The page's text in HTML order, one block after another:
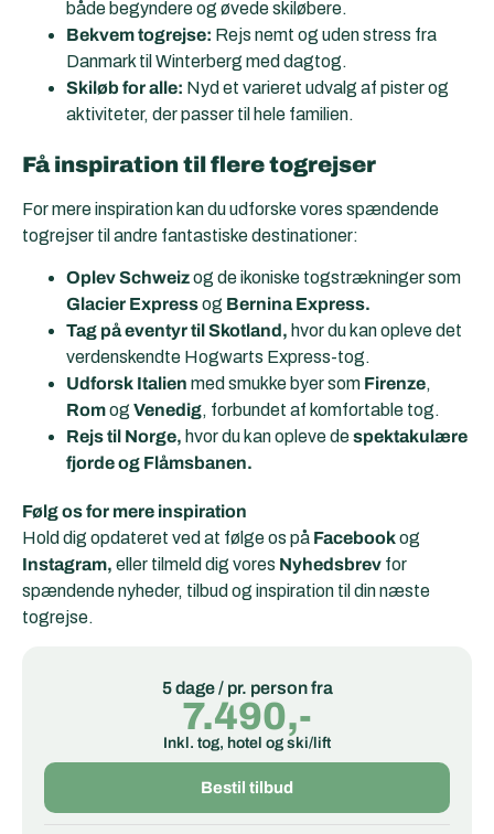
både begyndere og øvede skiløbere.
Bekvem togrejse: Rejs nemt og uden stress fra
Danmark til Winterberg med dagtog.
Skiløb for alle: Nyd et varieret udvalg af pister og
aktiviteter, der passer til hele familien.
Få inspiration til flere togrejser
For mere inspiration kan du udforske vores spændende
togrejser til andre fantastiske destinationer:
Oplev Schweizog de ikoniske togstrækninger som
Glacier Expressog Bernina Express.
Tag på eventyr til Skotland, hvor du kan opleve det
verdenskendte Hogwarts Express-tog.
Udforsk Italien med smukke byer som Firenze,
Romog Venedig, forbundet af komfortable tog.
Rejs til Norge, hvor du kan opleve despektakulære
fjorde og Flåmsbanen.
Følg os for mere inspiration
Hold dig opdateret ved at følge os på Facebookog
Instagram, eller tilmeld dig vores Nyhedsbrev for
spændende nyheder, tilbud og inspiration til din næste
togrejse.
5 dage / pr. person fra
7.490,-
Inkl. tog, hotel og ski/lift
Bestil tilbud